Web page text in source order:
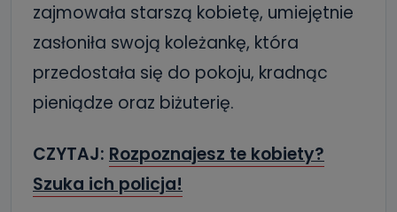
zajmowała starszą kobietę, umiejętnie
zasłoniła swoją koleżankę, która
przedostała się do pokoju, kradnąc
pieniądze oraz biżuterię.
CZYTAJ: Rozpoznajesz te kobiety?
Szuka ich policja!